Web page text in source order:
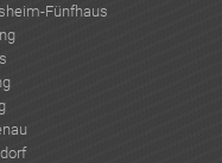
Fünfhaus